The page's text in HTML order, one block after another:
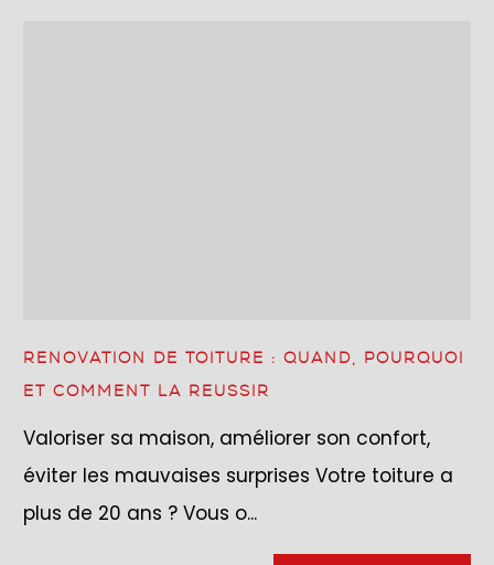
RENOVATION DE TOITURE : QUAND, POURQUOI
ET COMMENT LA REUSSIR
Valoriser sa maison, améliorer son confort,
éviter les mauvaises surprises Votre toiture a
plus de 20 ans ? Vous o...